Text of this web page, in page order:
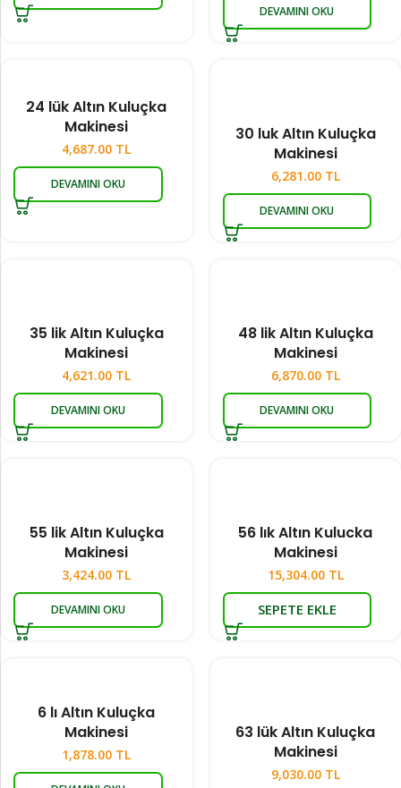
DEVAMINI OKU
24 lük Altın Kuluçka
Makinesi
4,687.00 TL
DEVAMINI OKU
30 luk Altın Kuluçka
Makinesi
6,281.00 TL
DEVAMINI OKU
35 lik Altın Kuluçka
Makinesi
4,621.00 TL
DEVAMINI OKU
48 lik Altın Kuluçka
Makinesi
6,870.00 TL
DEVAMINI OKU
55 lik Altın Kuluçka
Makinesi
3,424.00 TL
DEVAMINI OKU
56 lık Altın Kulucka
Makinesi
15,304.00 TL
SEPETE EKLE
6 lı Altın Kuluçka
Makinesi
1,878.00 TL
63 lük Altın Kuluçka
Makinesi
9,030.00 TL